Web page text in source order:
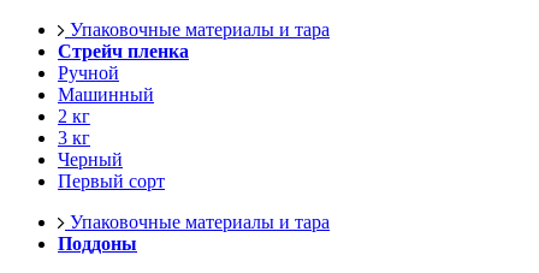
Упаковочные материалы и тара
Стрейч пленка
Ручной
Машинный
2 кг
3 кг
Черный
Первый сорт
Упаковочные материалы и тара
Поддоны